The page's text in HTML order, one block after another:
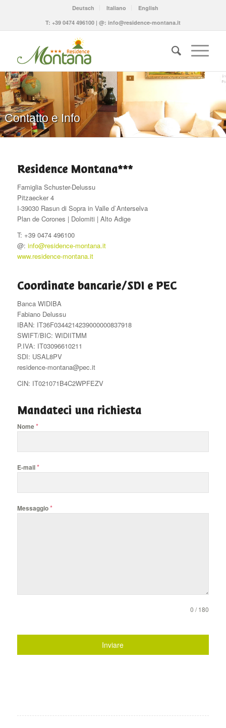
Deutsch Italiano
English
T: +39 0474 496100| @: info@residence-montana.it
Contatto e Info
Residence Montana***
Famiglia Schuster-Delussu
Pitzaecker 4
I-39030 Rasun di Sopra in Valle d`Anterselva
Plan de Corones | Dolomiti | Alto Adige
T: +39 0474 496100
@: info@residence-montana.it
www.residence-montana.it
Coordinate bancarie/SDI e PEC
Banca WIDIBA
Fabiano Delussu
IBAN: IT36F0344214239000000837918
SWIFT/BIC: WIDIITMM
P.IVA: IT03096610211
SDI: USAL8PV
residence-montana@pec.it
CIN: IT021071B4C2WPFEZV
Mandateci una richiesta
Nome*
E-mail*
Messaggio*
0 / 180
Inviare